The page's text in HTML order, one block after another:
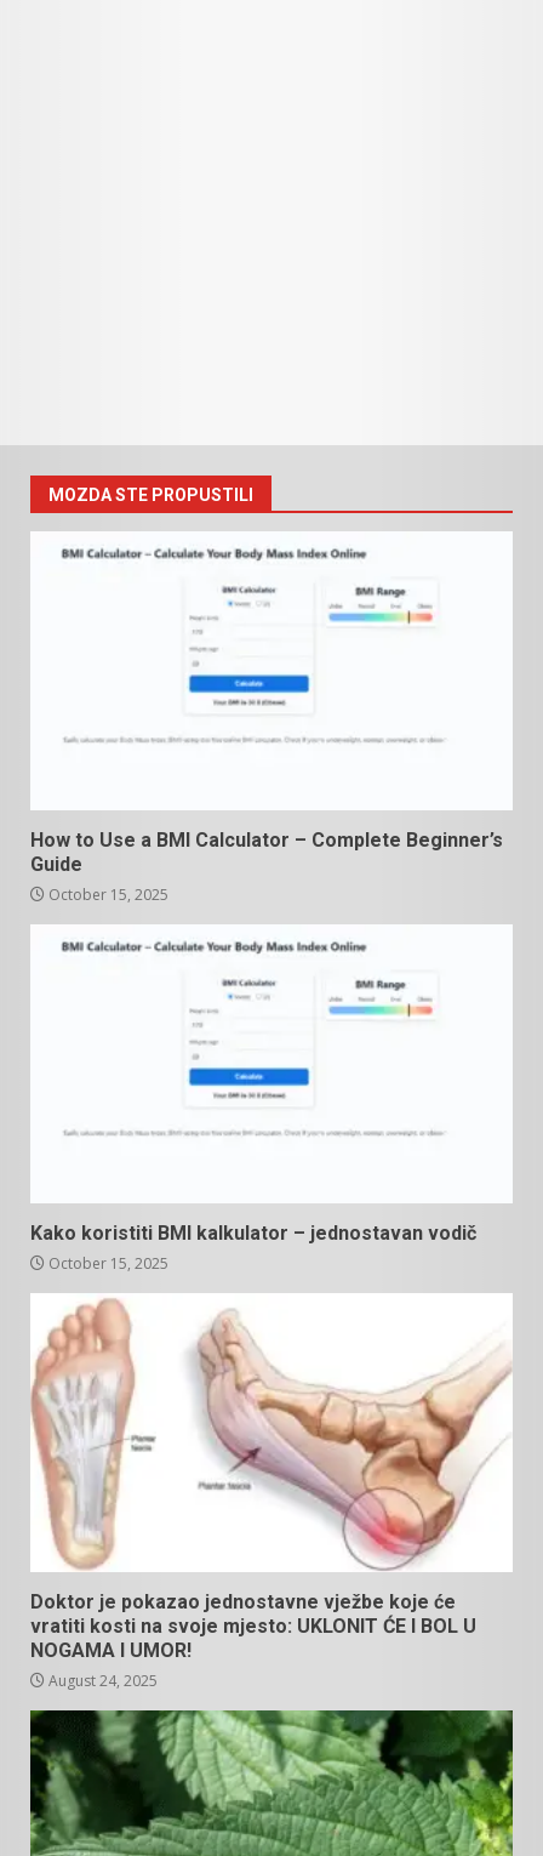
MOZDA STE PROPUSTILI
How to Use a BMI Calculator – Complete Beginner’s
Guide
October 15, 2025
Kako koristiti BMI kalkulator – jednostavan vodič
October 15, 2025
Doktor je pokazao jednostavne vježbe koje će
vratiti kosti na svoje mjesto: UKLONIT ĆE I BOL U
NOGAMA I UMOR!
August 24, 2025